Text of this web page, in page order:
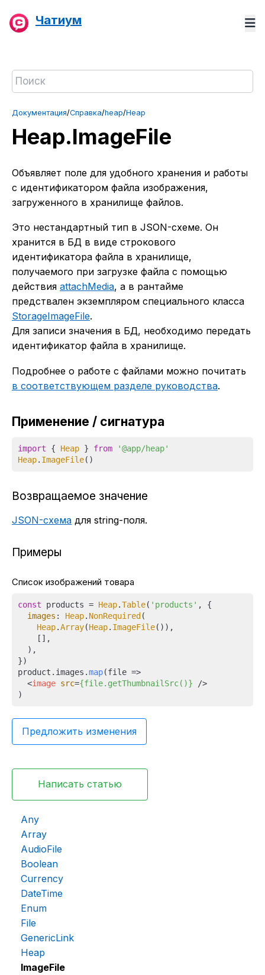
Чатиум
Документация/Справка/heap/Heap
Heap.ImageFile
Объявляет поле для удобного хранения и работы
с идентификатором файла изображения,
загруженного в хранилище файлов.
Это нестандартный тип в JSON-схеме. Он
хранится в БД в виде строкового
идентификатора файла в хранилище,
получаемого при загрузке файла с помощью
действия attachMedia, а в рантайме
предствален экземпляром специального класса
StorageImageFile.
Для записи значения в БД, необходимо передать
идентификатор файла в хранилище.
Подробнее о работе с файлами можно почитать
в соответствующем разделе руководства.
Применение / сигнатура
import { Heap } from
'@app/heap'
Heap. ImageFile
Возвращаемое значение
JSON-схема для string-поля.
Примеры
Список изображений товара
const products = Heap.Table( 'products' , {
images : Heap. NonRequired (
Heap.Array(Heap. ImageFile()),
    [],
  ),
})
product. images .map(file =>
<image src={file.getThumbnailSrc()} />
Предложить изменения
Написать статью
Any
Array
AudioFile
Boolean
Currency
DateTime
Enum
File
GenericLink
Heap
ImageFile